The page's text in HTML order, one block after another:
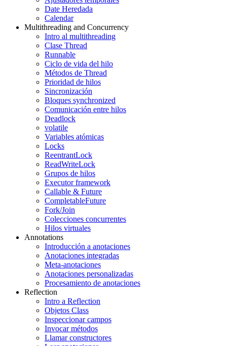
Date Heredada
Calendar
Multithreading and Concurrency
Intro al multithreading
Clase Thread
Runnable
Ciclo de vida del hilo
Métodos de Thread
Prioridad de hilos
Sincronización
Bloques synchronized
Comunicación entre hilos
Deadlock
volatile
Variables atómicas
Locks
ReentrantLock
ReadWriteLock
Grupos de hilos
Executor framework
Callable & Future
CompletableFuture
Fork/Join
Colecciones concurrentes
Hilos virtuales
Annotations
Introducción a anotaciones
Anotaciones integradas
Meta-anotaciones
Anotaciones personalizadas
Procesamiento de anotaciones
Reflection
Intro a Reflection
Objetos Class
Inspeccionar campos
Invocar métodos
Llamar constructores